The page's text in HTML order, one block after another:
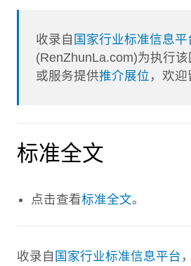
收录自 国家行业标准信息平
(RenZhunLa.com)为执行
或服务提供推介展位 ，欢迎
标准全文
点击查看标准全文。
收录自 国家行业标准信息平台